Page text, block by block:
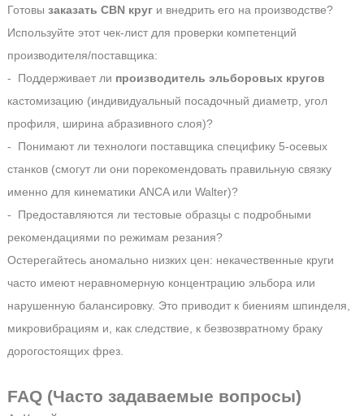
Готовы заказать CBN круги внедрить его на производстве?
Используйте этот чек-лист для проверки компетенций
производителя/поставщика:
- Поддерживает ли производитель эльборовых кругов
кастомизацию (индивидуальный посадочный диаметр, угол
профиля, ширина абразивного слоя)?
- Понимают ли технологи поставщика специфику 5-осевых
станков (смогут ли они порекомендовать правильную связку
именно для кинематики ANCA или Walter)?
- Предоставляются ли тестовые образцы с подробными
рекомендациями по режимам резания?
Остерегайтесь аномально низких цен: некачественные круги
часто имеют неравномерную концентрацию эльбора или
нарушенную балансировку. Это приводит к биениям шпинделя,
микровибрациям и, как следствие, к безвозвратному браку
дорогостоящих фрез.
FAQ (Часто задаваемые вопросы)